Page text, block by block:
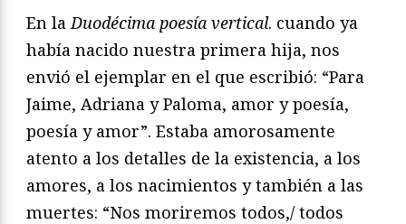
En la Duodécima poesía vertical. cuando ya
había nacido nuestra primera hija, nos
envió el ejemplar en el que escribió: “Para
Jaime, Adriana y Paloma, amor y poesía,
poesía y amor”. Estaba amorosamente
atento a los detalles de la existencia, a los
amores, a los nacimientos y también a las
muertes: “Nos moriremos todos,/ todos